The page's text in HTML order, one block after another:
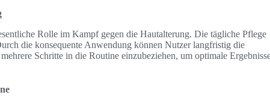
Rolle im Kampf gegen die Hautalterung. Die tägliche Pflege
die konsequente Anwendung können Nutzer langfristig die
Schritte in die Routine einzubeziehen, um optimale